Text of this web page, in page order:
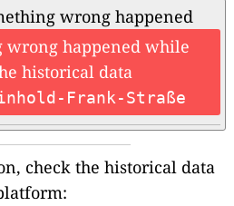
wrong happened
wrong happened while
historical data
Frank-Straße
check the historical data